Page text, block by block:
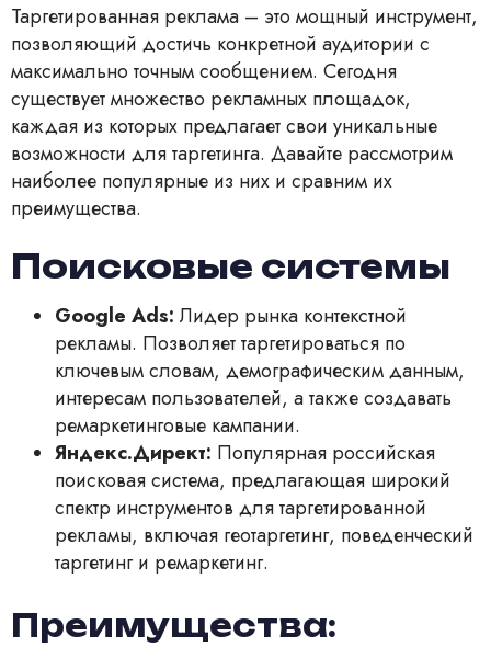
Таргетированная реклама – это мощный инструмент,
позволяющий достичь конкретной аудитории с
максимально точным сообщением. Сегодня
существует множество рекламных площадок,
каждая из которых предлагает свои уникальные
возможности для таргетинга. Давайте рассмотрим
наиболее популярные из них и сравним их
преимущества.
Поисковые системы
Google Ads: Лидер рынка контекстной
рекламы. Позволяет таргетироваться по
ключевым словам, демографическим данным,
интересам пользователей, а также создавать
ремаркетинговые кампании.
Яндекс.Директ: Популярная российская
поисковая система, предлагающая широкий
спектр инструментов для таргетированной
рекламы, включая геотаргетинг, поведенческий
таргетинг и ремаркетинг.
Преимущества: